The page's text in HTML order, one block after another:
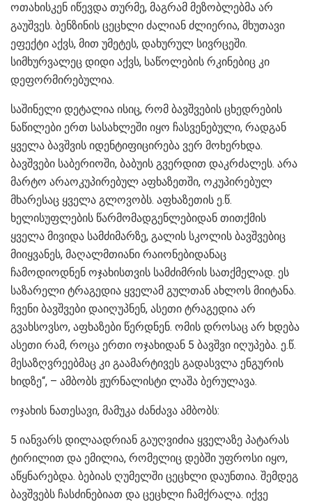
ოთახისკენ იწევდა თურმე, მაგრამ მეზობლებმა არ
გაუშვეს. ბენზინის ცეცხლი ძალიან ძლიერია, მხუთავი
ეფექტი აქვს, მით უმეტეს, დახურულ სივრცეში.
სიმხურვალეც დიდი აქვს, საწოლების რკინებიც კი
დეფორმირებულია.
საშინელი დეტალია ისიც, რომ ბავშვების ცხედრების
ნაწილები ერთ სასახლეში იყო ჩასვენებული, რადგან
ყველა ბავშვის იდენტიფიცირება ვერ მოხერხდა.
ბავშვები საბერიოში, ბაბუის გვერდით დაკრძალეს. არა
მარტო არაოკუპირებულ აფხაზეთში, ოკუპირებულ
მხარესაც ყველა გლოვობს. აფხაზეთის ე.წ.
ხელისუფლების წარმომადგენლებიდან თითქმის
ყველა მივიდა სამძიმარზე, გალის სკოლის ბავშვებიც
მიიყვანეს, მაღალმთიანი რაიონებიდანაც
ჩამოდიოდნენ ოჯახისთვის სამძიმრის სათქმელად. ეს
საზარელი ტრაგედია ყველამ გულთან ახლოს მიიტანა.
ჩვენი ბავშვები დაიღუპნენ, ასეთი ტრაგედია არ
გვახსოვსო, აფხაზები წერდნენ. ომის დროსაც არ ხდება
ასეთი რამ, როცა ერთი ოჯახიდან 5 ბავშვი იღუპება. ე.წ.
მესაზღვრეებმაც კი გაამარტივეს გადასვლა ენგურის
ხიდზე“, – ამბობს ჟურნალისტი ლაშა ბერულავა.
ოჯახის ნათესავი, მამუკა ძანძავა ამბობს:
5 იანვარს დილაადრიან გაუღვიძია ყველაზე პატარას
ტირილით და ემილია, რომელიც დებში უფროსი იყო,
აწყნარებდა. ბებიას ღუმელში ცეცხლი დაუნთია. შემდეგ
ბავშვებს ჩასძინებიათ და ცეცხლი ჩამქრალა. იქვე